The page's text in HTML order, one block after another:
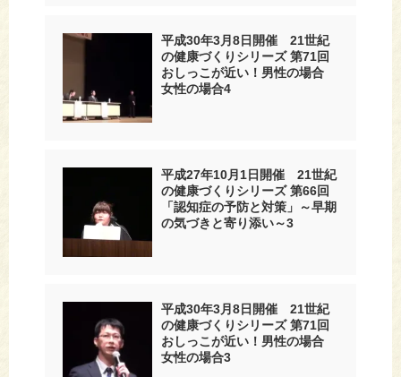
平成30年3月8日開催 21世紀
の健康づくりシリーズ 第71回
おしっこが近い！男性の場合
女性の場合4
平成27年10月1日開催 21世紀
の健康づくりシリーズ 第66回
「認知症の予防と対策」～早期
の気づきと寄り添い～3
平成30年3月8日開催 21世紀
の健康づくりシリーズ 第71回
おしっこが近い！男性の場合
女性の場合3